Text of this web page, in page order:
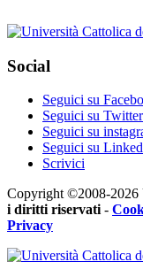
Social
Seguici su
Seguici su Twitter
Seguici su
Seguici su
Scrivici
Copyright ©2008-2026
i diritti riservati-
Privacy